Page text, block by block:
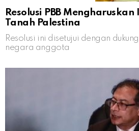
Resolusi PBB
Tanah Palestina
Resolusi ini disetujui dengan
negara anggota